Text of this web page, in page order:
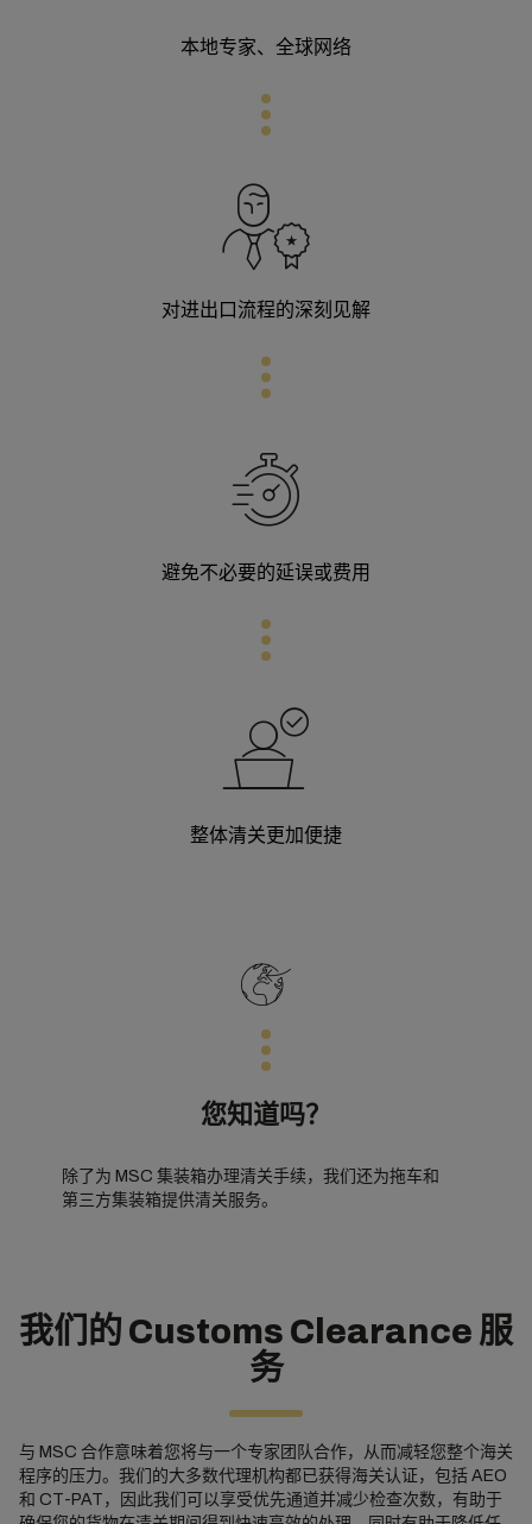
本地专家、全球网络
对进出口流程的深刻见解
避免不必要的延误或费用
整体清关更加便捷
您知道吗？
除了为 MSC 集装箱办理清关手续，我们还为拖车和
第三方集装箱提供清关服务。
我们的 Customs Clearance 服
务
与 MSC 合作意味着您将与一个专家团队合作，从而减轻您整个海关
程序的压力。我们的大多数代理机构都已获得海关认证，包括 AEO
和 CT-PAT，因此我们可以享受优先通道并减少检查次数，有助于